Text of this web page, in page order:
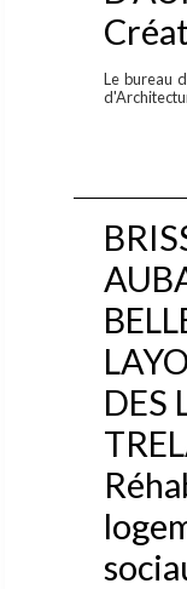
Le bureau
DES